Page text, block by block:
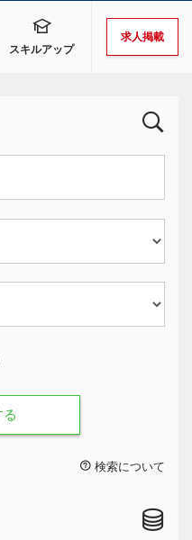
スキルアップ
求人掲載
検索について